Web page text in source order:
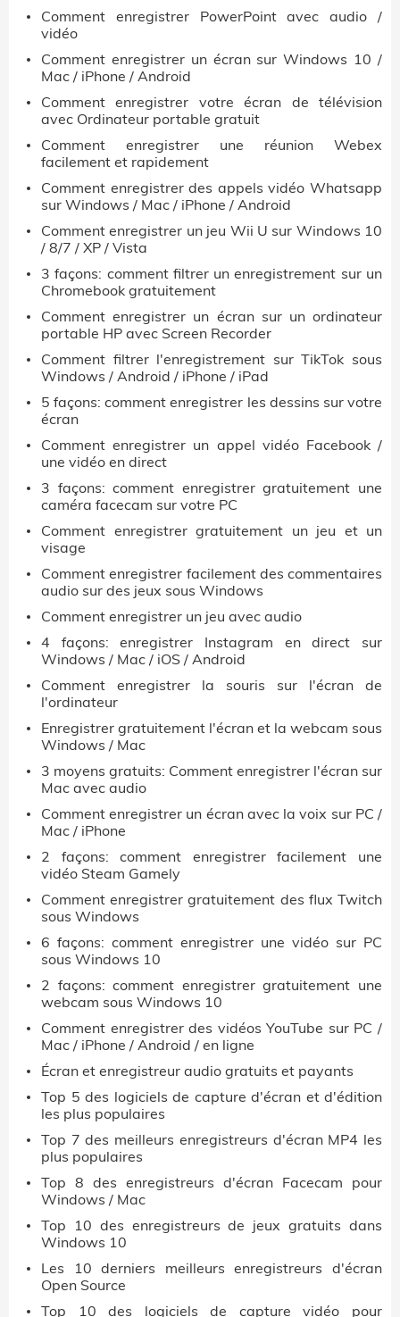
Comment enregistrer PowerPoint avec audio /
vidéo
Comment enregistrer un écran sur Windows 10 /
Mac / iPhone / Android
Comment enregistrer votre écran de télévision
avec Ordinateur portable gratuit
Comment enregistrer une réunion Webex
facilement et rapidement
Comment enregistrer des appels vidéo Whatsapp
sur Windows / Mac / iPhone / Android
Comment enregistrer un jeu Wii U sur Windows 10
/ 8/7 / XP / Vista
3 façons: comment filtrer un enregistrement sur un
Chromebook gratuitement
Comment enregistrer un écran sur un ordinateur
portable HP avec Screen Recorder
Comment filtrer l'enregistrement sur TikTok sous
Windows / Android / iPhone / iPad
5 façons: comment enregistrer les dessins sur votre
écran
Comment enregistrer un appel vidéo Facebook /
une vidéo en direct
3 façons: comment enregistrer gratuitement une
caméra facecam sur votre PC
Comment enregistrer gratuitement un jeu et un
visage
Comment enregistrer facilement des commentaires
audio sur des jeux sous Windows
Comment enregistrer un jeu avec audio
4 façons: enregistrer Instagram en direct sur
Windows / Mac / iOS / Android
Comment enregistrer la souris sur l'écran de
l'ordinateur
Enregistrer gratuitement l'écran et la webcam sous
Windows / Mac
3 moyens gratuits: Comment enregistrer l'écran sur
Mac avec audio
Comment enregistrer un écran avec la voix sur PC /
Mac / iPhone
2 façons: comment enregistrer facilement une
vidéo Steam Gamely
Comment enregistrer gratuitement des flux Twitch
sous Windows
6 façons: comment enregistrer une vidéo sur PC
sous Windows 10
2 façons: comment enregistrer gratuitement une
webcam sous Windows 10
Comment enregistrer des vidéos YouTube sur PC /
Mac / iPhone / Android / en ligne
Écran et enregistreur audio gratuits et payants
Top 5 des logiciels de capture d'écran et d'édition
les plus populaires
Top 7 des meilleurs enregistreurs d'écran MP4 les
plus populaires
Top 8 des enregistreurs d'écran Facecam pour
Windows / Mac
Top 10 des enregistreurs de jeux gratuits dans
Windows 10
Les 10 derniers meilleurs enregistreurs d'écran
Open Source
Top 10 des logiciels de capture vidéo pour